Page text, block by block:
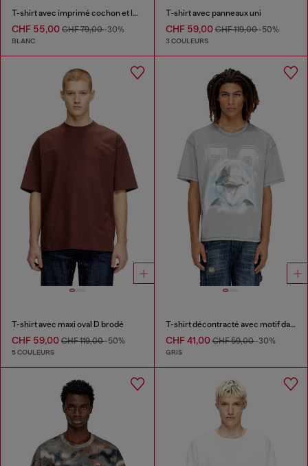
T-shirt avec imprimé cochon et logo
CHF 55,00 CHF 79,00-30%
BLANC
T‑shirt avec panneaux uni
CHF 59,00CHF 119,00-50%
3 COULEURS
T-shirt avec maxi oval D brodé
CHF 59,00 CHF 119,00-50%
5 COULEURS
T-shirt décontracté avec motif dauphin
CHF 41,00CHF 59,00-30%
GRIS